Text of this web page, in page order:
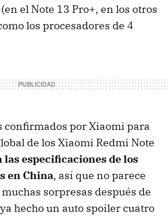
(en el Note 13 Pro+, en los otros
los procesadores de 4
confirmados por Xiaomi para
de los Xiaomi Redmi Note
especificaciones de los
en China, así que no parece
sorpresas después de
hecho un auto spoiler cuatro